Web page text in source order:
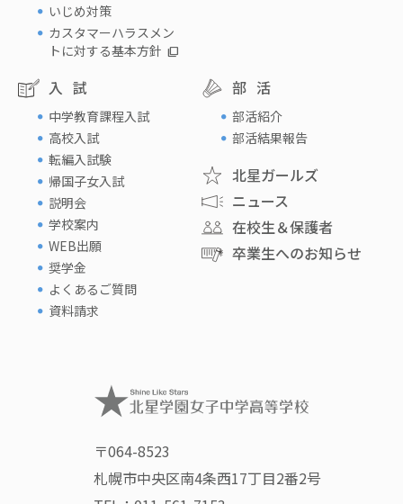
いじめ対策
カスタマーハラスメン
トに対する基本方針
入試
中学教育課程入試
高校入試
転編入試験
帰国子女入試
説明会
学校案内
WEB出願
奨学金
よくあるご質問
資料請求
部活
部活紹介
部活結果報告
北星ガールズ
ニュース
在校生＆保護者
卒業生へのお知らせ
〒064-8523
札幌市中央区南4条西17丁目2番2号